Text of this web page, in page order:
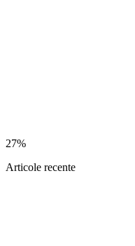
27%
Articole recente